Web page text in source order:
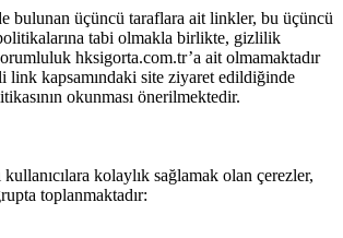
bulunan üçüncü taraflara ait linkler, bu üçüncü
tabi olmakla birlikte, gizlilik
hksigorta.com.tr’a ait olmamaktadır
link kapsamındaki site ziyaret edildiğinde
okunması önerilmektedir.
kullanıcılara kolaylık sağlamak olan çerezler,
toplanmaktadır: